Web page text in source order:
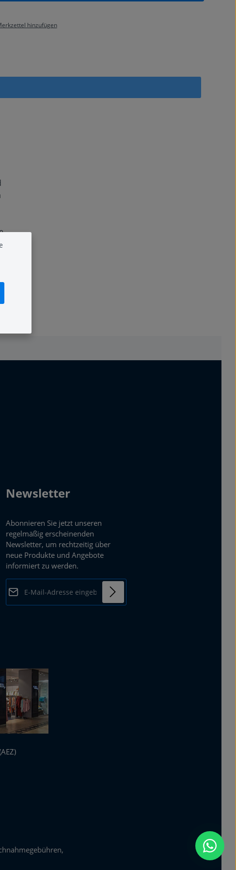
hinzufügen
Newsletter
Abonnieren Sie jetzt unseren
regelmäßig erscheinenden
Newsletter, um rechtzeitig über
neue Produkte und Angebote
informiert zu werden.
ihnen einverstanden.